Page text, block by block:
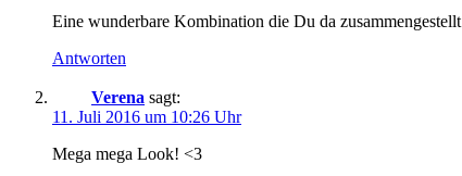
Eine wunderbare Kombination die Du da
Antworten
Verena sagt:
11. Juli 2016 um 10:26 Uhr
Mega mega Look! <3